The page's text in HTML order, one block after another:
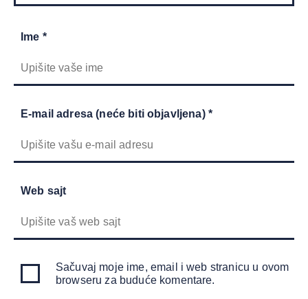
Ime *
E-mail adresa (neće biti objavljena) *
Web sajt
Sačuvaj moje ime, email i web stranicu u ovom
browseru za buduće komentare.